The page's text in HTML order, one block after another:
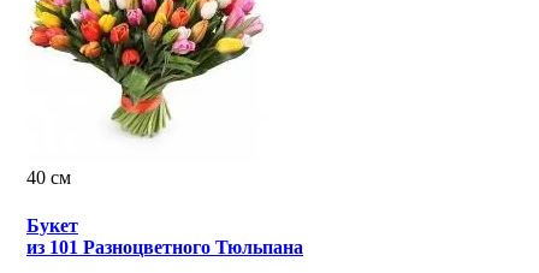
40 см
Букет
из 101 Разноцветного Тюльпана